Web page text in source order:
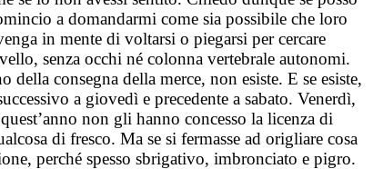
a domandarmi come sia possibile che loro
in mente di voltarsi o piegarsi per cercare
senza occhi né colonna vertebrale autonomi.
consegna della merce, non esiste. E se esiste,
a giovedì e precedente a sabato. Venerdì,
non gli hanno concesso la licenza di
di fresco. Ma se si fermasse ad origliare cosa
perché spesso sbrigativo, imbronciato e pigro.